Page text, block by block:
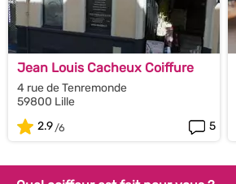
Jean Louis Cacheux Coiffure
4 rue de Tenremonde
59800 Lille
2.9
5